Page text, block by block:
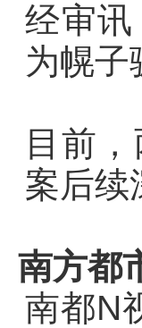
经审
为幌子
目前
案后续
南方都
南都N